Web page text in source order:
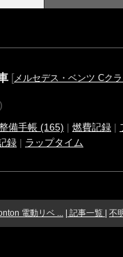
[メルセデス・ベンツ Cク
)
備手帳 (165) | 燃費記録 |
録 | ラップタイム
電動リベ ... | 記事一覧 | 不